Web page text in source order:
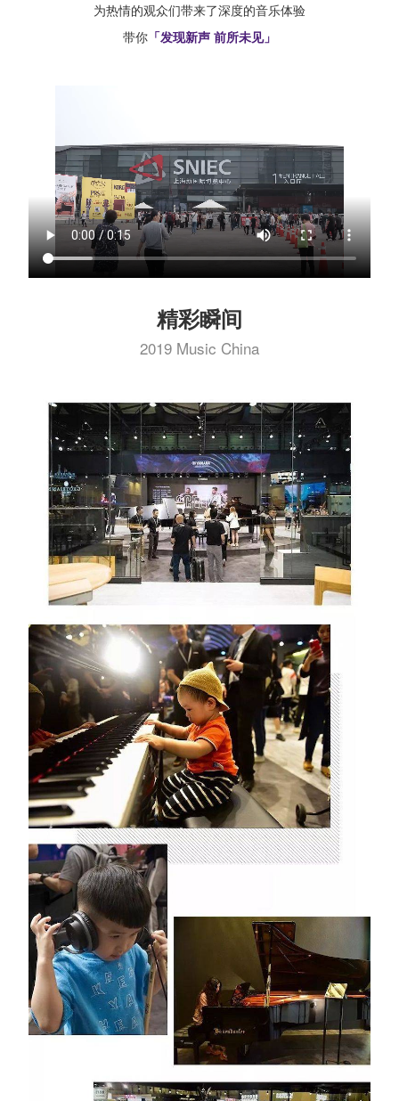
为热情的观众们带来了深度的音乐体验
带你 「发现新声 前所未见」
精彩瞬间
2019 Music China